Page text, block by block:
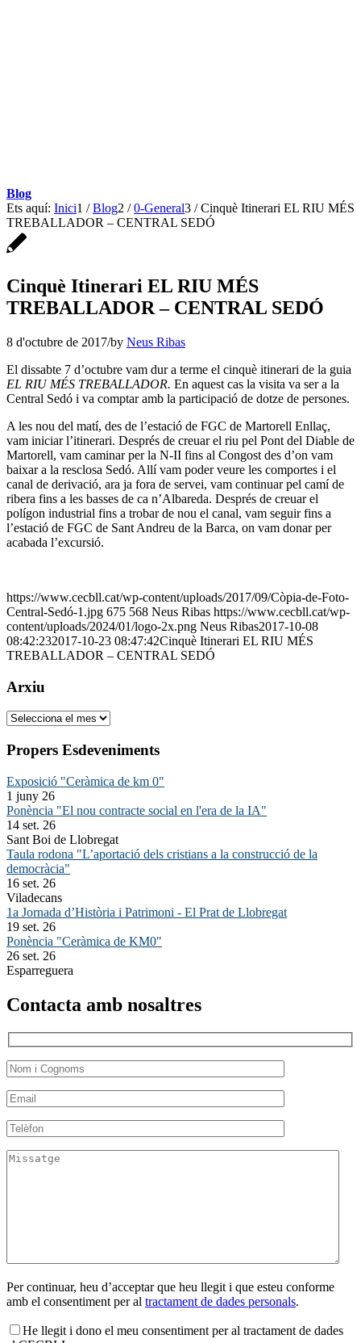
Blog
Ets aquí: Inici1 / Blog2 / 0-General3 / Cinquè Itinerari EL RIU MÉS
TREBALLADOR – CENTRAL SEDÓ
Cinquè Itinerari EL RIU MÉS
TREBALLADOR – CENTRAL SEDÓ
8 d'octubre de 2017/by Neus Ribas
El dissabte 7 d’octubre vam dur a terme el cinquè itinerari de la guia
EL RIU MÉS TREBALLADOR. En aquest cas la visita va ser a la
Central Sedó i va comptar amb la participació de dotze de persones.
A les nou del matí, des de l’estació de FGC de Martorell Enllaç,
vam iniciar l’itinerari. Després de creuar el riu pel Pont del Diable de
Martorell, vam caminar per la N-II fins al Congost des d’on vam
baixar a la resclosa Sedó. Allí vam poder veure les comportes i el
canal de derivació, ara ja fora de servei, vam continuar pel camí de
ribera fins a les basses de ca n’Albareda. Després de creuar el
polígon industrial fins a trobar de nou el canal, vam seguir fins a
l’estació de FGC de Sant Andreu de la Barca, on vam donar per
acabada l’excursió.
https://www.cecbll.cat/wp-content/uploads/2017/09/Còpia-de-Foto-
Central-Sedó-1.jpg 675 568 Neus Ribas https://www.cecbll.cat/wp-
content/uploads/2024/01/logo-2x.png Neus Ribas2017-10-08
08:42:232017-10-23 08:47:42Cinquè Itinerari EL RIU MÉS
TREBALLADOR – CENTRAL SEDÓ
Arxiu
Arxiu
Propers Esdeveniments
Exposició "Ceràmica de km 0"
1 juny 26
Ponència "El nou contracte social en l'era de la IA"
14 set. 26
Sant Boi de Llobregat
Taula rodona "L’aportació dels cristians a la construcció de la
democràcia"
16 set. 26
Viladecans
1a Jornada d’Història i Patrimoni - El Prat de Llobregat
19 set. 26
Ponència "Ceràmica de KM0"
26 set. 26
Esparreguera
Contacta amb nosaltres
Per continuar, heu d’acceptar que heu llegit i que esteu conforme
amb el consentiment per al tractament de dades personals.
He llegit i dono el meu consentiment per al tractament de dades